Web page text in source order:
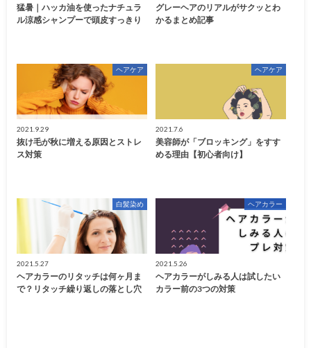
猛暑｜ハッカ油を使ったナチュラ
ル涼感シャンプーで頭皮すっきり
グレーヘアのリアルがサクッとわ
かるまとめ記事
ヘアケア
2021.9.29
抜け毛が秋に増える原因とストレ
ス対策
ヘアケア
2021.7.6
美容師が「ブロッキング」をすす
める理由【初心者向け】
白髪染め
2021.5.27
ヘアカラーのリタッチは何ヶ月ま
で？リタッチ繰り返しの落とし穴
ヘアカラー
2021.5.26
ヘアカラーがしみる人は試したい
カラー前の3つの対策